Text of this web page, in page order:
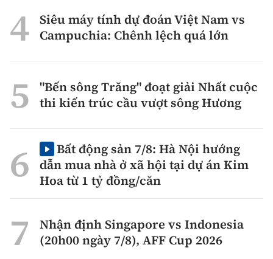
Siêu máy tính dự đoán Việt Nam vs
Campuchia: Chênh lệch quá lớn
"Bến sông Trăng" đoạt giải Nhất cuộc
thi kiến trúc cầu vượt sông Hương
Bất động sản 7/8: Hà Nội hướng
dẫn mua nhà ở xã hội tại dự án Kim
Hoa từ 1 tỷ đồng/căn
Nhận định Singapore vs Indonesia
(20h00 ngày 7/8), AFF Cup 2026